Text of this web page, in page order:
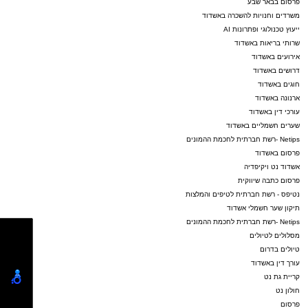
פרסום בבאר שבע
משרדים וחנויות להשכרה באשדוד
ייעוץ טכנולוגי ופתרונות AI
שרותי בריאות באשדוד
אירועים באשדוד
דרושים באשדוד
חוגים באשדוד
ארנונה באשדוד
עורכי דין באשדוד
שערים חשמליים באשדוד
Netips -רשת חברתית לחכמת ההמונים
פרסום באשדוד
אשדוד נט ויקיפדיה
פרסום כתבה שיווקית
נטיפס - רשת חברתית לטיפים והמלצות
תיקון שער חשמלי אשדוד
Netips -רשת חברתית לחכמת ההמונים
מסלולים לטיולים
טיולים בדרום
עורך דין באשדוד
קריית גת נט
חולון נט
פרסום